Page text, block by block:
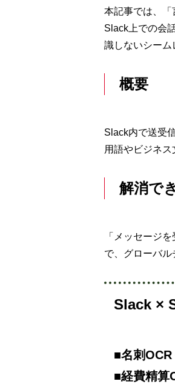
本記事では、「
Slack上での会
識しないシーム
概要
Slack内で送受
用語やビジネス
解消で
「メッセージ
で、グローバル
Slack ×
■名刺OCR
■経費精算